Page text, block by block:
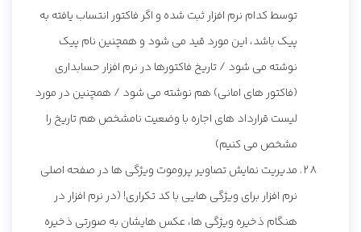
توسط کدام نرم افزار ثبت شده و اگر فاکتور انتساب یافته به
پیک باشد، این مورد قید می شود و همچنین نام پیک
نوشته می شود / تاریخ فاکتورها در نرم افزار حسابداری
(فاکتور های امانی) هم نوشته می شود / همچنین در مورد
لیست قرارداد های اجاره با وضعيت نامشخص هم تاریخ را
مشخص می کنیم)
مدیریت نمایش تصاویر پروموت ویژگی ها در صفحه اصلی
نرم افزار برای ویژگی هایی با کد تکراری! (در نرم افزار در
هنگام ذخیره ویژگی ها، عکس هایشان به صورتی ذخیره